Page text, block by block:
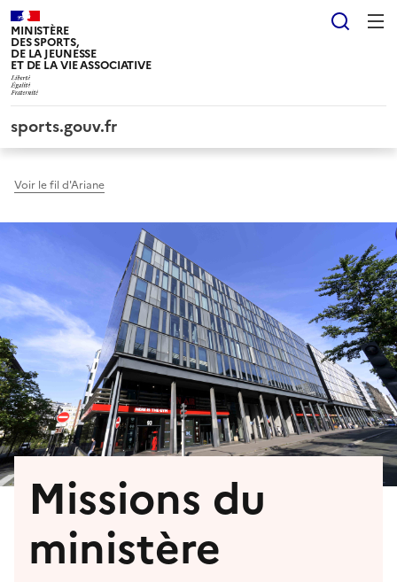
MINISTÈRE
DES SPORTS,
DE LA JEUNESSE
ET DE LA VIE ASSOCIATIVE
sports.gouv.fr
Voir le fil d'Ariane
Missions du
ministère
Panneau de gestion des cookies tarteaucitron